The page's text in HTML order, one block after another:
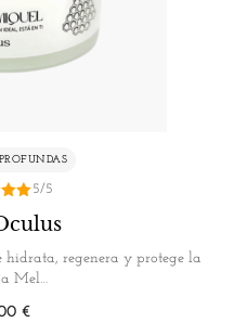
5
5/5
hidrata, regenera y protege la
Mel…
€